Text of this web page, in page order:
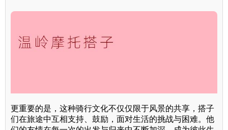
更重要的是，这种骑行文化不仅仅限于风景的共享，搭子
们在旅途中互相支持、鼓励，面对生活的挑战与困难。他